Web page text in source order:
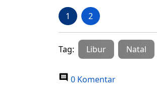
1 2
Tag: Libur Natal
0 Komentar